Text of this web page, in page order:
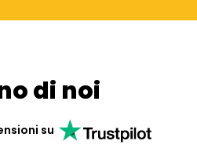
di noi
su